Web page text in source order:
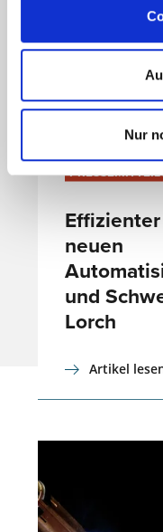
Nur
neuen
und
Lorch
Artikel